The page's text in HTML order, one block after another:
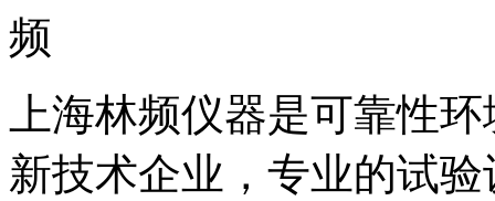
上海林频仪器是可靠性
新技术企业，专业的试